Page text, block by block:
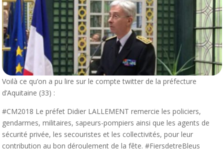
Voilà ce qu’on a pu lire sur le compte twitter de la préfecture
d’Aquitaine (33) :
#CM2018 Le préfet Didier LALLEMENT remercie les policiers,
gendarmes, militaires, sapeurs-pompiers ainsi que les agents de
sécurité privée, les secouristes et les collectivités, pour leur
contribution au bon déroulement de la fête. #FiersdetreBleus